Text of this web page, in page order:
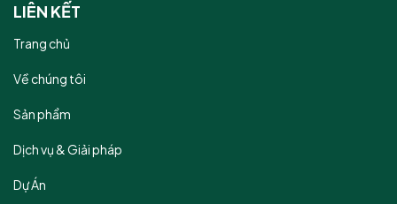
LIÊN KẾT
Trang chủ
Về chúng tôi
Sản phẩm
Dịch vụ & Giải pháp
Dự Án